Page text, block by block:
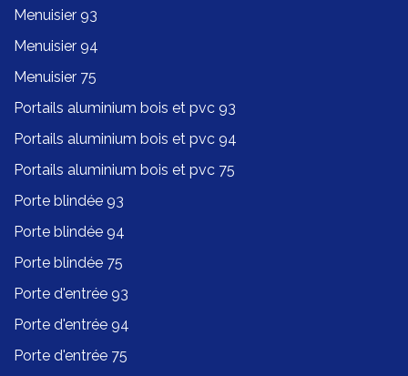
Menuisier 93
Menuisier 94
Menuisier 75
Portails aluminium bois et pvc 93
Portails aluminium bois et pvc 94
Portails aluminium bois et pvc 75
Porte blindée 93
Porte blindée 94
Porte blindée 75
Porte d'entrée 93
Porte d'entrée 94
Porte d'entrée 75